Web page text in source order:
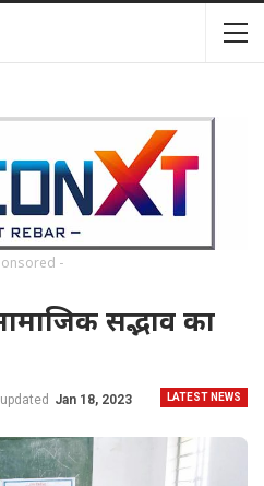
-
सद्भाव का
LATEST NEWS
Jan 18, 2023